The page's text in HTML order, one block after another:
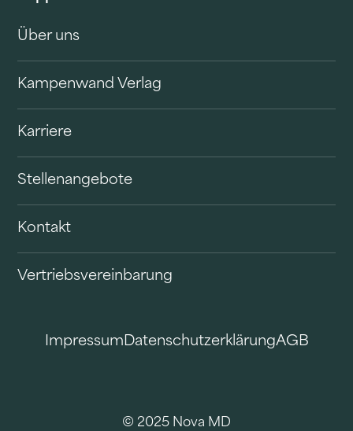
Über uns
Kampenwand Verlag
Karriere
Stellenangebote
Kontakt
Vertriebsvereinbarung
ImpressumDatenschutzerklärungAGB
© 2025 Nova MD